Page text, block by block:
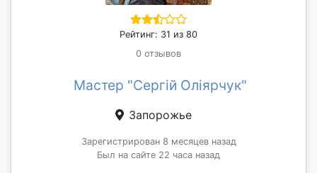
Рейтинг: 31 из 80
0 отзывов
Мастер "Сергій Оліярчук"
Запорожье
Зарегистрирован 8 месяцев назад
Был на сайте 22 часа назад